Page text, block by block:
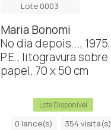
Lote 0003
Maria Bonomi
No dia depois..., 1975,
P.E., litogravura sobre
papel, 70 x 50 cm
Lote Disponível
0 lance(s) 354 visita(s)